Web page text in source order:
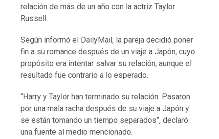
relación de más de un año con la actriz Taylor
Russell.
Según informó el DailyMail, la pareja decidió poner
fin a su romance después de un viaje a Japón, cuyo
propósito era intentar salvar su relación, aunque el
resultado fue contrario a lo esperado.
“Harry y Taylor han terminado su relación. Pasaron
por una mala racha después de su viaje a Japón y
se están tomando un tiempo separados”, declaró
una fuente al medio mencionado.